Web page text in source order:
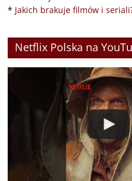
* Jakich brakuje filmów i
Netflix Polska na